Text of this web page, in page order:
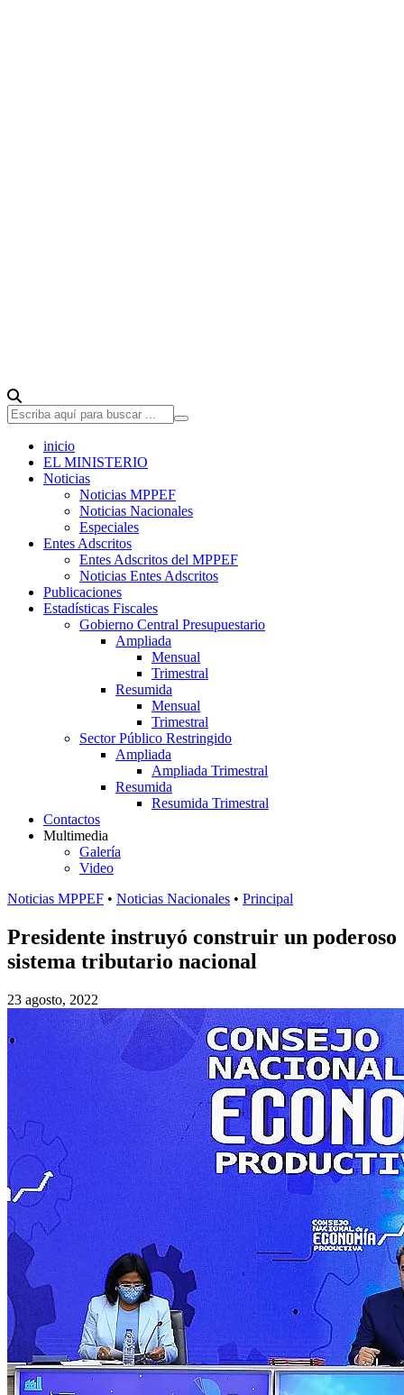
inicio
EL MINISTERIO
Noticias
Noticias MPPEF
Noticias Nacionales
Especiales
Entes Adscritos
Entes Adscritos del MPPEF
Noticias Entes Adscritos
Publicaciones
Estadísticas Fiscales
Gobierno Central Presupuestario
Ampliada
Mensual
Trimestral
Resumida
Mensual
Trimestral
Sector Público Restringido
Ampliada
Ampliada Trimestral
Resumida
Resumida Trimestral
Contactos
Multimedia
Galería
Video
Noticias MPPEF • Noticias Nacionales • Principal
Presidente instruyó construir un poderoso
sistema tributario nacional
23 agosto, 2022